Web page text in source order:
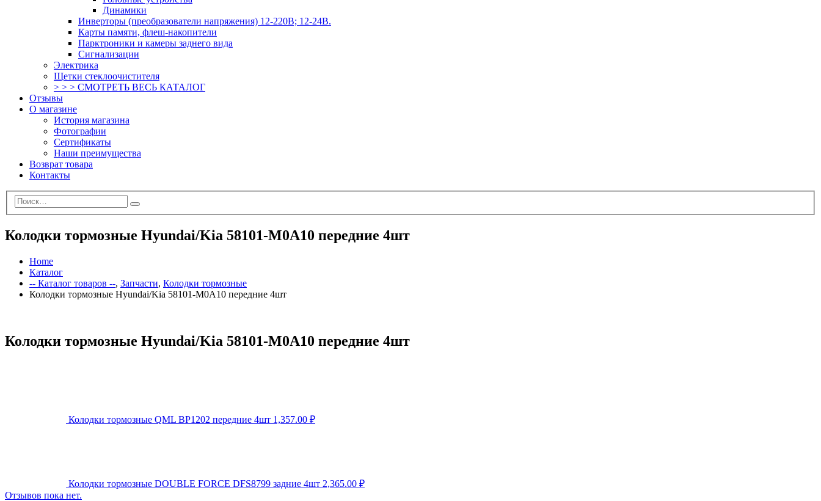
Динамики
Инверторы (преобразователи напряжения) 12-220В; 12-24В.
Карты памяти, флеш-накопители
Парктроники и камеры заднего вида
Сигнализации
Электрика
Щетки стеклоочистителя
> > > СМОТРЕТЬ ВЕСЬ КАТАЛОГ
Отзывы
О магазине
История магазина
Фотографии
Сертификаты
Наши преимущества
Возврат товара
Контакты
Колодки тормозные Hyundai/Kia 58101-M0A10 передние 4шт
Home
Каталог
-- Каталог товаров --, Запчасти, Колодки тормозные
Колодки тормозные Hyundai/Kia 58101-M0A10 передние 4шт
Колодки тормозные Hyundai/Kia 58101-M0A10 передние 4шт
Колодки тормозные QML BP1202 передние 4шт 1,357.00 ₽
Колодки тормозные DOUBLE FORCE DFS8799 задние 4шт 2,365.00 ₽
Отзывов пока нет.